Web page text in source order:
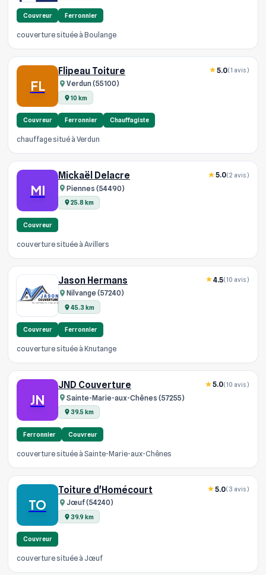
Couvreur Ferronnier
couverture située à Boulange
FL
Flipeau Toiture
Verdun (55100)
10 km
5.0(1 avis)
Couvreur Ferronnier Chauffagiste
chauffage situé à Verdun
MI
Mickaël Delacre
Piennes (54490)
25.8 km
5.0(2 avis)
Couvreur
couverture située à Avillers
Jason Hermans
Nilvange (57240)
45.3 km
4.5(10 avis)
Couvreur Ferronnier
couverture située à Knutange
JN
JND Couverture
Sainte-Marie-aux-Chênes (57255)
39.5 km
5.0(10 avis)
Ferronnier Couvreur
couverture située à Sainte-Marie-aux-Chênes
TO
Toiture d'Homécourt
Jœuf (54240)
39.9 km
5.0(3 avis)
Couvreur
couverture située à Jœuf